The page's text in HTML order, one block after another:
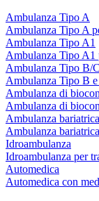
Ambulanza Tipo A
Ambulanza Tipo A
Ambulanza Tipo A1
Ambulanza Tipo A1
Ambulanza Tipo B/C
Ambulanza Tipo B
Ambulanza di
Ambulanza di
Ambulanza bariatrica
Ambulanza
Idroambulanza
Idroambulanza per
Automedica
Automedica con